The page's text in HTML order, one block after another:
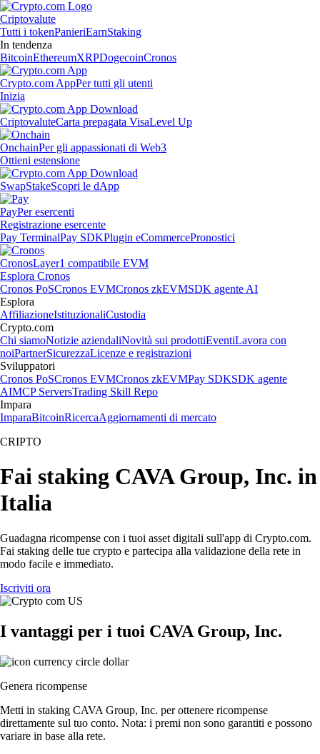
Criptovalute
Tutti i tokenPanieriEarnStaking
In tendenza
BitcoinEthereumXRPDogecoinCronos
Crypto.com AppPer tutti gli utenti
Inizia
CriptovaluteCarta prepagata VisaLevel Up
OnchainPer gli appassionati di Web3
Ottieni estensione
SwapStakeScopri le dApp
PayPer esercenti
Registrazione esercente
Pay TerminalPay SDKPlugin eCommercePronostici
CronosLayer1 compatibile EVM
Esplora Cronos
Cronos PoSCronos EVMCronos zkEVMSDK agente AI
Esplora
AffiliazioneIstituzionaliCustodia
Crypto.com
Chi siamoNotizie aziendaliNovità sui prodottiEventiLavora con
noiPartnerSicurezzaLicenze e registrazioni
Sviluppatori
Cronos PoSCronos EVMCronos zkEVMPay SDKSDK agente
AIMCP ServersTrading Skill Repo
Impara
ImparaBitcoinRicercaAggiornamenti di mercato
CRIPTO
Fai staking CAVA Group, Inc. in
Italia
Guadagna ricompense con i tuoi asset digitali sull'app di Crypto.com.
Fai staking delle tue crypto e partecipa alla validazione della rete in
modo facile e immediato.
Iscriviti ora
I vantaggi per i tuoi CAVA Group, Inc.
Genera ricompense
Metti in staking CAVA Group, Inc. per ottenere ricompense
direttamente sul tuo conto. Nota: i premi non sono garantiti e possono
variare in base alla rete.